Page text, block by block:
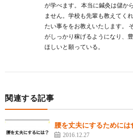
が学べます。 本当に鍼灸は儲か
ません。学校も先輩も教えてく
たい事ををお教えいたします。
がしっかり稼げるようになり、
ほしいと願っている。
関連する記事
腰を丈夫にするために
2016.12.27